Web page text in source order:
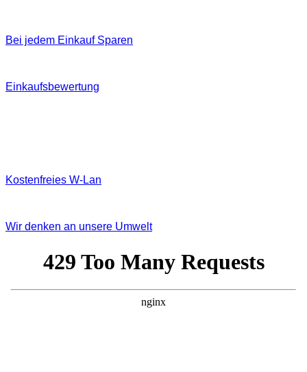
Bei jedem Einkauf Sparen
Einkaufsbewertung
Kostenfreies W‐Lan
Wir denken an unsere Umwelt